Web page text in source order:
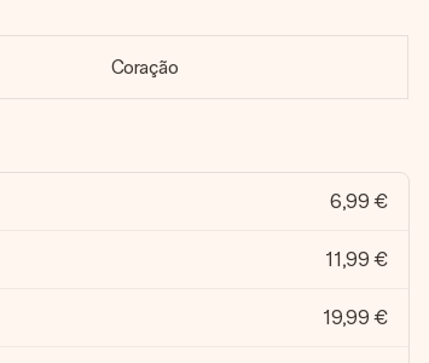
Coração
6,99 €
11,99 €
19,99 €